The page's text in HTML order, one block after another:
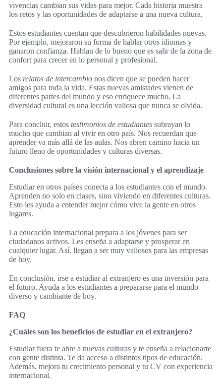
vivencias cambian sus vidas para mejor. Cada historia muestra
los retos y las oportunidades de adaptarse a una nueva cultura.
Estos estudiantes cuentan que descubrieron habilidades nuevas.
Por ejemplo, mejoraron su forma de hablar otros idiomas y
ganaron confianza. Hablan de lo bueno que es salir de la zona de
confort para crecer en lo personal y profesional.
Los relatos de intercambio nos dicen que se pueden hacer
amigos para toda la vida. Estas nuevas amistades vienen de
diferentes partes del mundo y eso enriquece mucho. La
diversidad cultural es una lección valiosa que nunca se olvida.
Para concluir, estos testimonios de estudiantes subrayan lo
mucho que cambian al vivir en otro país. Nos recuerdan que
aprender va más allá de las aulas. Nos abren camino hacia un
futuro lleno de oportunidades y culturas diversas.
Conclusiones sobre la visión internacional y el aprendizaje
Estudiar en otros países conecta a los estudiantes con el mundo.
Aprenden no solo en clases, sino viviendo en diferentes culturas.
Esto les ayuda a entender mejor cómo vive la gente en otros
lugares.
La educación internacional prepara a los jóvenes para ser
ciudadanos activos. Les enseña a adaptarse y prosperar en
cualquier lugar. Así, llegan a ser muy valiosos para las empresas
de hoy.
En conclusión, irse a estudiar al extranjero es una inversión para
el futuro. Ayuda a los estudiantes a prepararse para el mundo
diverso y cambiante de hoy.
FAQ
¿Cuáles son los beneficios de estudiar en el extranjero?
Estudiar fuera te abre a nuevas culturas y te enseña a relacionarte
con gente distinta. Te da acceso a distintos tipos de educación.
Además, mejora tu crecimiento personal y tu CV con experiencia
internacional.